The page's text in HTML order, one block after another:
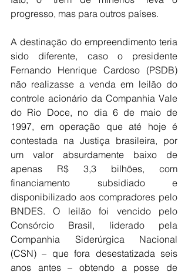
progresso, mas para outros países.
A destinação do empreendimento teria
sido diferente, caso o presidente
Fernando Henrique Cardoso (PSDB)
não realizasse a venda em leilão do
controle acionário da Companhia Vale
do Rio Doce, no dia 6 de maio de
1997, em operação que até hoje é
contestada na Justiça brasileira, por
um valor absurdamente baixo de
apenas R$ 3,3 bilhões, com
financiamento subsidiado e
disponibilizado aos compradores pelo
BNDES. O leilão foi vencido pelo
Consórcio Brasil, liderado pela
Companhia Siderúrgica Nacional
(CSN) – que fora desestatizada seis
anos antes – obtendo a posse de